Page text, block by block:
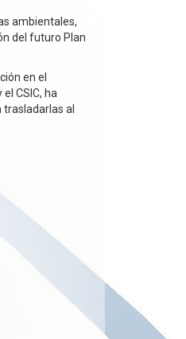
ambientales,
del futuro Plan
en el
CSIC, ha
al